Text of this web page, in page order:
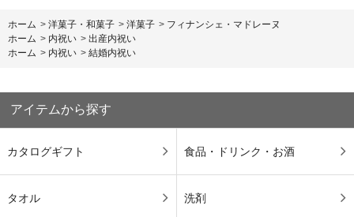
ホーム > 洋菓子・和菓子 > 洋菓子 > フィナンシェ・マドレーヌ
ホーム > 内祝い > 出産内祝い
ホーム > 内祝い > 結婚内祝い
アイテムから探す
カタログギフト 食品・ドリンク・お酒
タオル 洗剤